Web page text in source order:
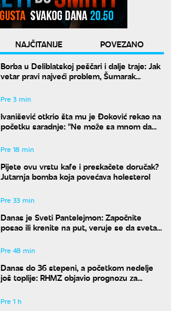
NAJČITANIJE
POVEZANO
Borba u Deliblatskoj peščari i dalje traje: Jak
vetar pravi najveći problem, Šumarak
Pre 3 min
Ivanišević otkrio šta mu je Đoković rekao na
početku saradnje: "Ne može sa mnom da
Pre 18 min
Pijete ovu vrstu kafe i preskačete doručak?
Jutarnja bomba koja povećava holesterol
Pre 33 min
Danas je Sveti Pantelejmon: Započnite
posao ili krenite na put, veruje se da svetac
Pre 48 min
Danas do 36 stepeni, a početkom nedelje
još toplije: RHMZ objavio prognozu za
Pre 1 h